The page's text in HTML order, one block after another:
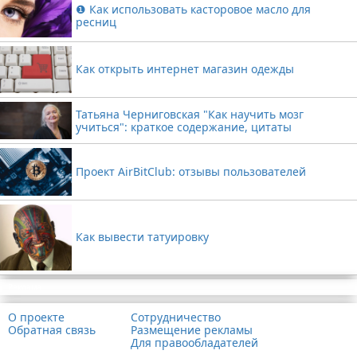
❶ Как использовать касторовое масло для
ресниц
Как открыть интернет магазин одежды
Татьяна Черниговская "Как научить мозг
учиться": краткое содержание, цитаты
Проект AirBitClub: отзывы пользователей
Как вывести татуировку
О проекте
Обратная связь
Сотрудничество
Размещение рекламы
Для правообладателей